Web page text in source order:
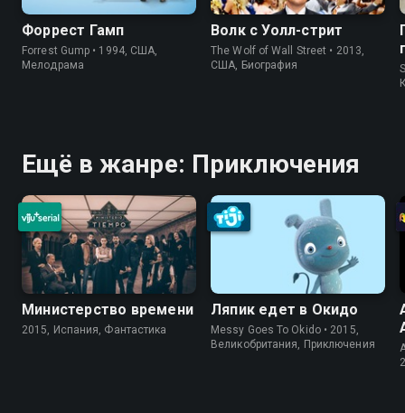
Форрест Гамп
Forrest Gump • 1994, США,
Мелодрама
Волк с Уолл-стрит
The Wolf of Wall Street • 2013,
США, Биография
Ещё в жанре: Приключения
Министерство времени
2015, Испания, Фантастика
Ляпик едет в Окидо
Messy Goes To Okido • 2015,
Великобритания, Приключения